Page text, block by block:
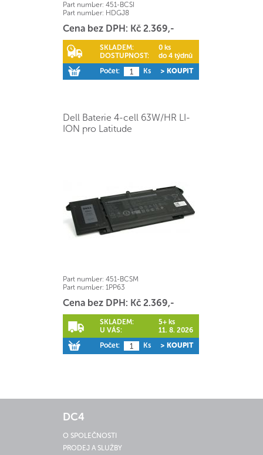
Part number: 451-BCSI
Part number: HDGJ8
Cena bez DPH: Kč 2.369,-
SKLADEM:
0 ks
DOSTUPNOST:
do 4 týdnů
Počet:
Ks > KOUPIT
Dell Baterie 4-cell 63W/HR LI-
ION pro Latitude
Part number: 451-BCSM
Part number: 1PP63
Cena bez DPH: Kč 2.369,-
SKLADEM:
5+ ks
U VÁS:
11. 8. 2026
Počet:
Ks > KOUPIT
DC4
O SPOLEČNOSTI
PRODEJ A SLUŽBY